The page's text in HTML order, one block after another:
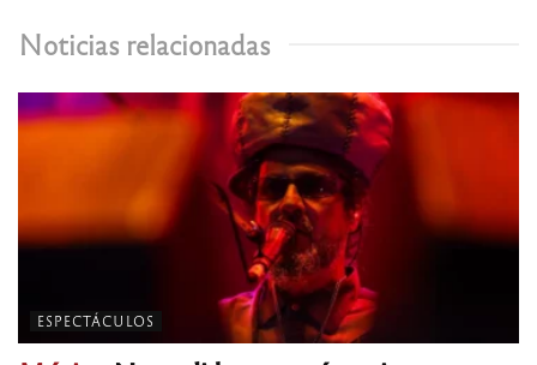
Noticias relacionadas
ESPECTÁCULOS